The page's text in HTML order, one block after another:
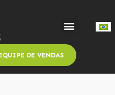
DE VENDAS